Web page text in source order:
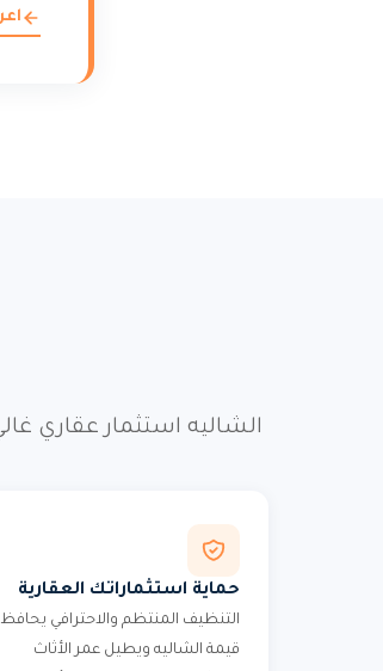
الشاليه استثمار عقاري
حماية استثماراتك العقارية
التنظيف المنتظم والاحترافي
قيمة الشاليه ويطيل عمر الأثاث